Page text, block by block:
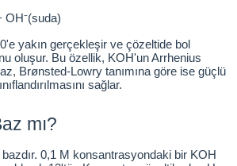
yakın gerçekleşir ve çözeltide bol
oluşur. Bu özellik, KOH'un Arrhenius
Brønsted-Lowry tanımına göre ise güçlü
sağlar.
mı?
0,1 M konsantrasyondaki bir KOH